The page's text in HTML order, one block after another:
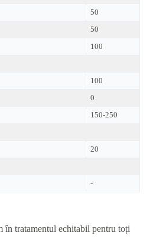
50
50
100
100
0
150-250
20
-
în tratamentul echitabil pentru toți